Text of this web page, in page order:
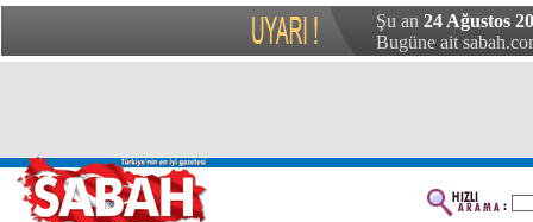
Şu an 24 Ağustos
Bugüne ait